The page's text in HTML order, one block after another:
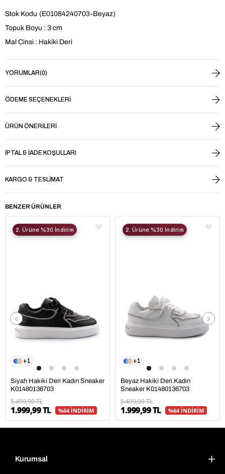
Stok Kodu (E01084240703-Beyaz)
Topuk Boyu : 3 cm
Mal Cinsi : Hakiki Deri
YORUMLAR(0)
ÖDEME SEÇENEKLERI
ÜRÜN ÖNERILERI
İPTAL & İADE KOŞULLARI
KARGO & TESLIMAT
BENZER ÜRÜNLER
1
Siyah Hakiki Deri Kadın Sneaker
K01480136703
5.499,99 TL
1.999,99 TL %64 İNDİRİM
2. Ürüne %30 İndirim
1
Beyaz Hakiki Deri Kadın
Sneaker K01480136703
5.499,99 TL
1.999,99 TL %64 İNDİRİM
2. Ürüne %30 İndirim
Kurumsal